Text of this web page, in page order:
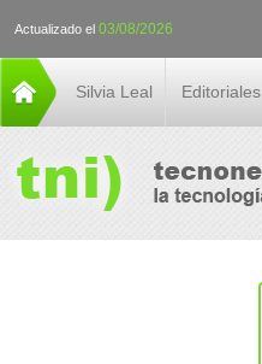
Actualizado el 03/08/2026
Silvia Leal Editoriales